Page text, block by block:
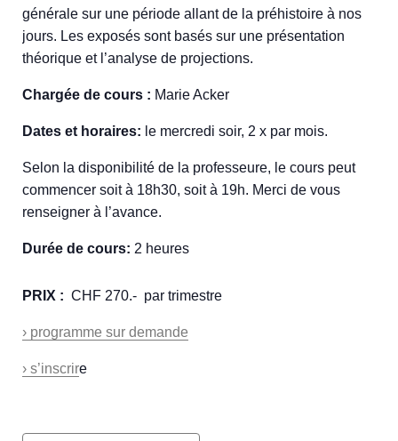
générale sur une période allant de la préhistoire à nos
jours. Les exposés sont basés sur une présentation
théorique et l’analyse de projections.
Chargée de cours : Marie Acker
Dates et horaires: le mercredi soir, 2 x par mois.
Selon la disponibilité de la professeure, le cours peut
commencer soit à 18h30, soit à 19h. Merci de vous
renseigner à l’avance.
Durée de cours: 2 heures
PRIX : CHF 270.- par trimestre
› programme sur demande
› s’inscrire